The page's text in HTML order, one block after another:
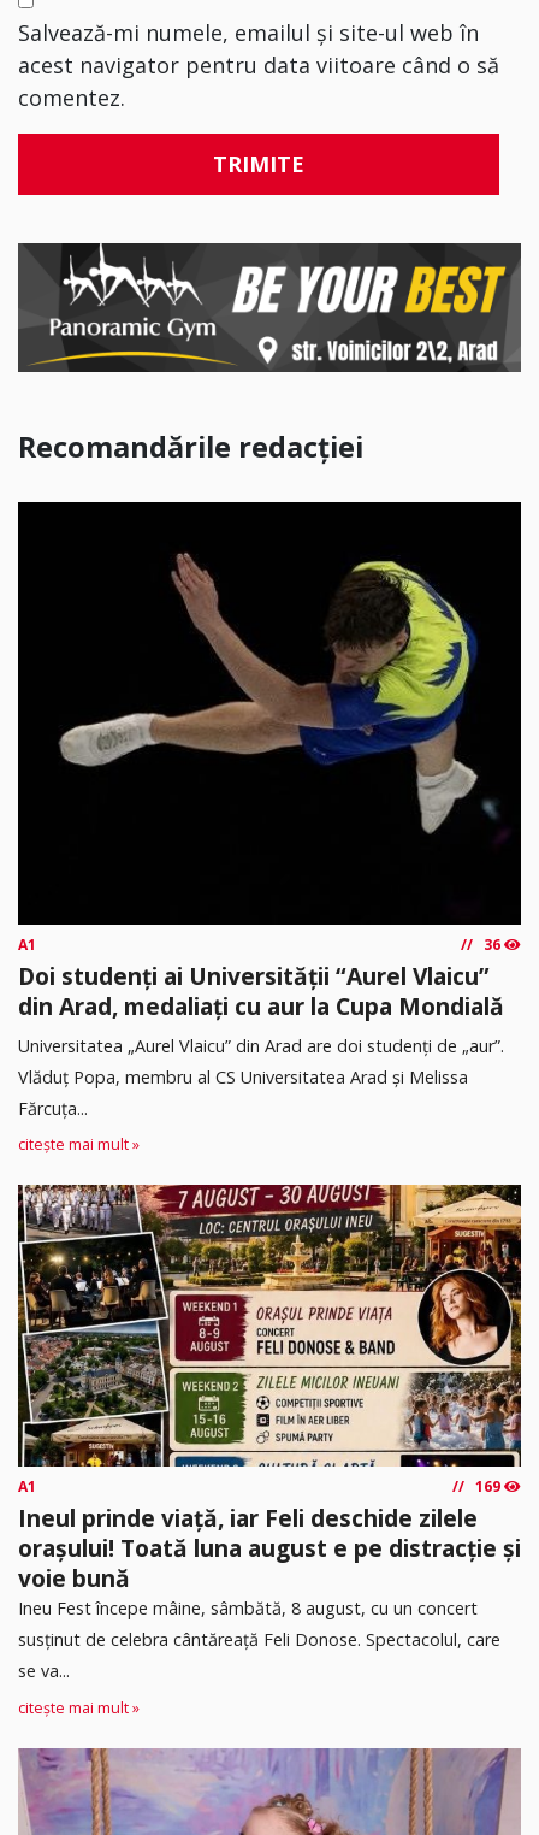
Salvează-mi numele, emailul și site-ul web în
acest navigator pentru data viitoare când o să
comentez.
Recomandările redacției
A1 36
Doi studenți ai Universității “Aurel Vlaicu”
din Arad, medaliați cu aur la Cupa Mondială
Universitatea „Aurel Vlaicu” din Arad are doi studenți de „aur”.
Vlăduț Popa, membru al CS Universitatea Arad și Melissa
Fărcuța...
citește mai mult »
A1 169
Ineul prinde viață, iar Feli deschide zilele
orașului! Toată luna august e pe distracție și
voie bună
Ineu Fest începe mâine, sâmbătă, 8 august, cu un concert
susținut de celebra cântăreață Feli Donose. Spectacolul, care
se va...
citește mai mult »